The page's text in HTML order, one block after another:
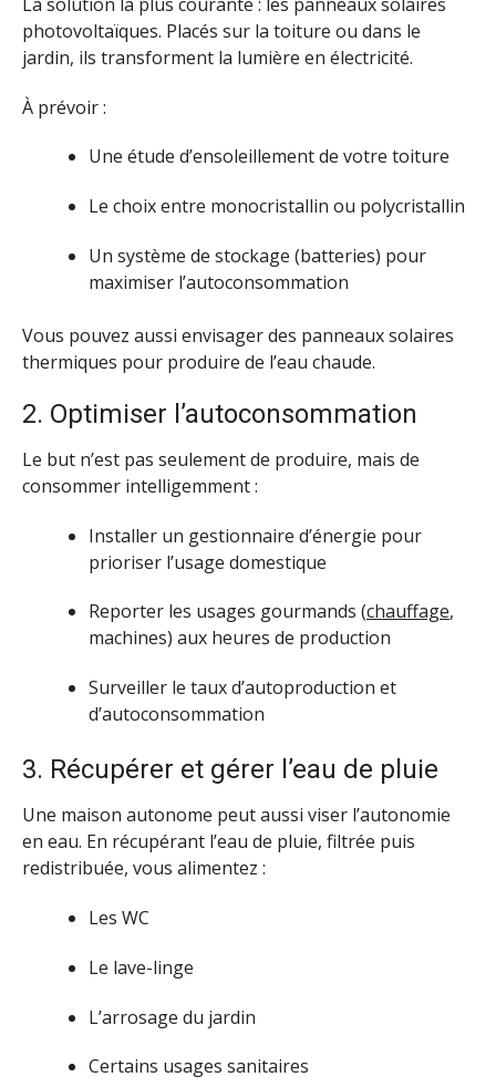
photovoltaïques. Placés sur la toiture ou dans le
jardin, ils transforment la lumière en électricité.
À prévoir :
Une étude d’ensoleillement de votre toiture
Le choix entre monocristallin ou polycristallin
Un système de stockage (batteries) pour
maximiser l’autoconsommation
Vous pouvez aussi envisager des panneaux solaires
thermiques pour produire de l’eau chaude.
2. Optimiser l’autoconsommation
Le but n’est pas seulement de produire, mais de
consommer intelligemment :
Installer un gestionnaire d’énergie pour
prioriser l’usage domestique
Reporter les usages gourmands (chauffage,
machines) aux heures de production
Surveiller le taux d’autoproduction et
d’autoconsommation
3. Récupérer et gérer l’eau de pluie
Une maison autonome peut aussi viser l’autonomie
en eau. En récupérant l’eau de pluie, filtrée puis
redistribuée, vous alimentez :
Les WC
Le lave-linge
L’arrosage du jardin
Certains usages sanitaires